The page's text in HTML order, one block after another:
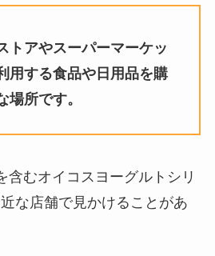
フラン お菓子は販売終了はなぜ？
明治の販売終了商品はなにがあ
る？販売終了商品を調査！
る？アレンジ方法を紹介！
梅仁丹 製造中止の理由は？類似品
はある？
Amazonで買える？販売終了の噂
を調査！
トアやスーパーマーケッ
用する食品や日用品を購
場所です。
含むオイコスヨーグルトシリ
な店舗で見かけることがあ